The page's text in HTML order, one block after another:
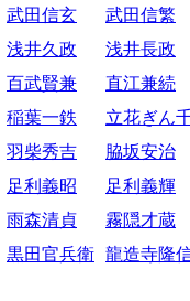
武田信玄 武田信繁
浅井久政 浅井長政
百武賢兼 直江兼続
稲葉一鉄 立花ぎん
羽柴秀吉 脇坂安治
足利義昭 足利義輝
雨森清貞 霧隠才蔵
黒田官兵衛 龍造寺隆